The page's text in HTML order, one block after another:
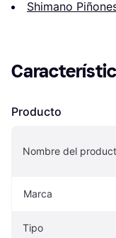
Shimano
Producto
Nombre del
Marca
Tipo